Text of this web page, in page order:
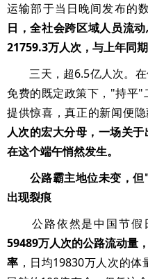
运输部于当日晚间发布的
日，全社会跨区域人员流
21759.3万人次，与上年同期
三天，超6.5亿人次。在
免费的既定政策下，"持平
提供惊喜，真正的新闻便
人次的宏大分母，一场关
在这个端午悄然发生。
公路霸主地位未变，
出现裂痕
公路依然是中国节假
59489万人次的公路流动量
率 ，日均19830万人次的